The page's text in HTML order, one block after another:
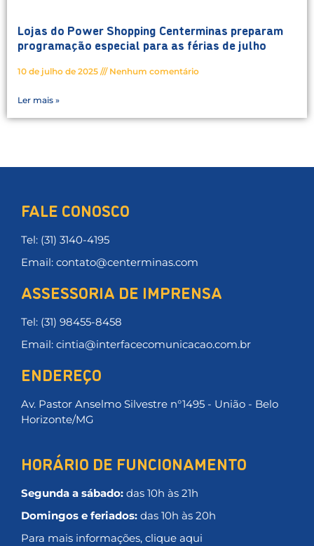
Lojas do Power Shopping Centerminas preparam
programação especial para as férias de julho
10 de julho de 2025 Nenhum comentário
Ler mais »
FALE CONOSCO
Tel: (31) 3140-4195
Email: contato@centerminas.com
ASSESSORIA DE IMPRENSA
Tel: (31) 98455-8458
Email: cintia@interfacecomunicacao.com.br
ENDEREÇO
Av. Pastor Anselmo Silvestre n°1495 - União - Belo
Horizonte/MG
HORÁRIO DE FUNCIONAMENTO
Segunda a sábado: das 10h às 21h
Domingos e feriados: das 10h às 20h
Para mais informações, clique aqui